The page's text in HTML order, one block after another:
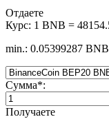
Отдаете
Курс: 1 BNB =
min.: 0.05399287 BNB
Сумма*:
Получаете